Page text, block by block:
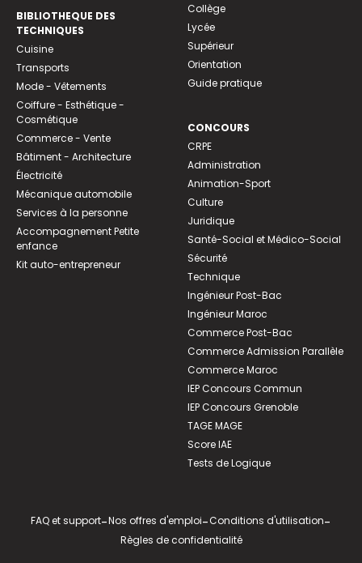
BIBLIOTHEQUE DES
TECHNIQUES
Cuisine
Transports
Mode - Vêtements
Coiffure - Esthétique -
Cosmétique
Commerce - Vente
Bâtiment - Architecture
Électricité
Mécanique automobile
Services à la personne
Accompagnement Petite
enfance
Kit auto-entrepreneur
Collège
Lycée
Supérieur
Orientation
Guide pratique
CONCOURS
CRPE
Administration
Animation-Sport
Culture
Juridique
Santé-Social et Médico-Social
Sécurité
Technique
Ingénieur Post-Bac
Ingénieur Maroc
Commerce Post-Bac
Commerce Admission Parallèle
Commerce Maroc
IEP Concours Commun
IEP Concours Grenoble
TAGE MAGE
Score IAE
Tests de Logique
FAQ et support-Nos offres d'emploi-Conditions d'utilisation-
Règles de confidentialité